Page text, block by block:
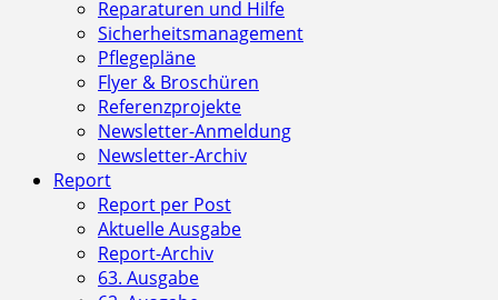
Reparaturen und Hilfe
Sicherheitsmanagement
Pflegepläne
Flyer & Broschüren
Referenzprojekte
Newsletter-Anmeldung
Newsletter-Archiv
Report
Report per Post
Aktuelle Ausgabe
Report-Archiv
63. Ausgabe